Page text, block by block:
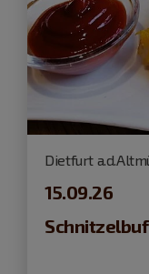
Dietfurt
15.09.26